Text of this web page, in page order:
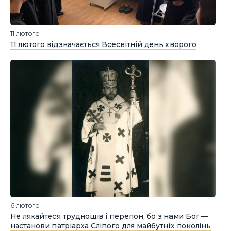
11 лютого
11 лютого відзначається Всесвітній день хворого
6 лютого
Не лякайтеся труднощів і перепон, бо з нами Бог —
настанови патріарха Сліпого для майбутніх поколінь